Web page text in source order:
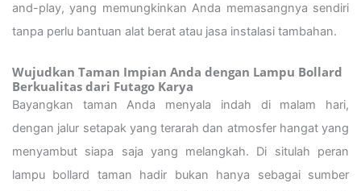
and-play, yang memungkinkan Anda memasangnya sendiri
tanpa perlu bantuan alat berat atau jasa instalasi tambahan.
Wujudkan Taman Impian Anda dengan Lampu Bollard
Berkualitas dari Futago Karya
Bayangkan taman Anda menyala indah di malam hari,
dengan jalur setapak yang terarah dan atmosfer hangat yang
menyambut siapa saja yang melangkah. Di situlah peran
lampu bollard taman hadir bukan hanya sebagai sumber